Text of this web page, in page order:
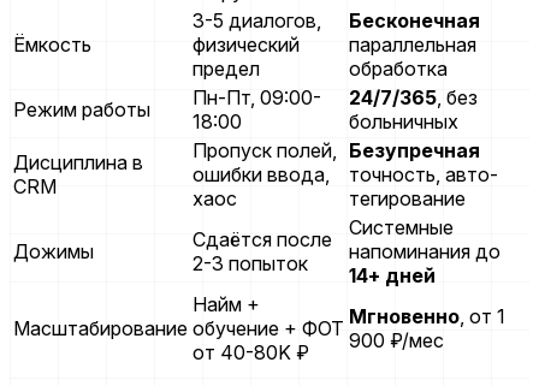
Ёмкость
3-5 диалогов,
физический
предел
Бесконечная
параллельная
обработка
Режим работы
Пн-Пт, 09:00-
18:00
24/7/365, без
больничных
Дисциплина в
CRM
Пропуск полей,
ошибки ввода,
хаос
Безупречная
точность, авто-
тегирование
Дожимы
Сдаётся после
2-3 попыток
Системные
напоминания до
14+ дней
Масштабирование
Найм +
обучение + ФОТ
от 40-80K ₽
Мгновенно, от 1
900 ₽/мес